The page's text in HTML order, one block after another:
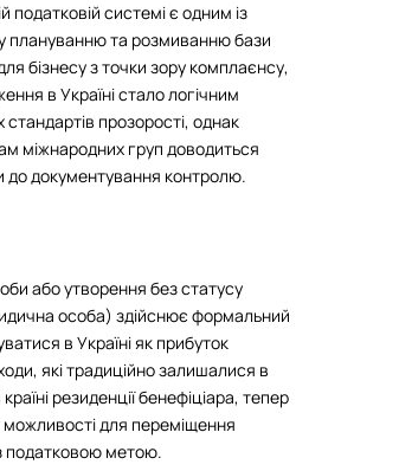
податковій системі є одним із
плануванню та розмиванню бази
бізнесу з точки зору комплаєнсу,
в Україні стало логічним
прозорості, однак
міжнародних груп доводиться
до документування контролю.
або утворення без статусу
особа) здійснює формальний
в Україні як прибуток
які традиційно залишалися в
резиденції бенефіціара, тепер
для переміщення
податковою метою.